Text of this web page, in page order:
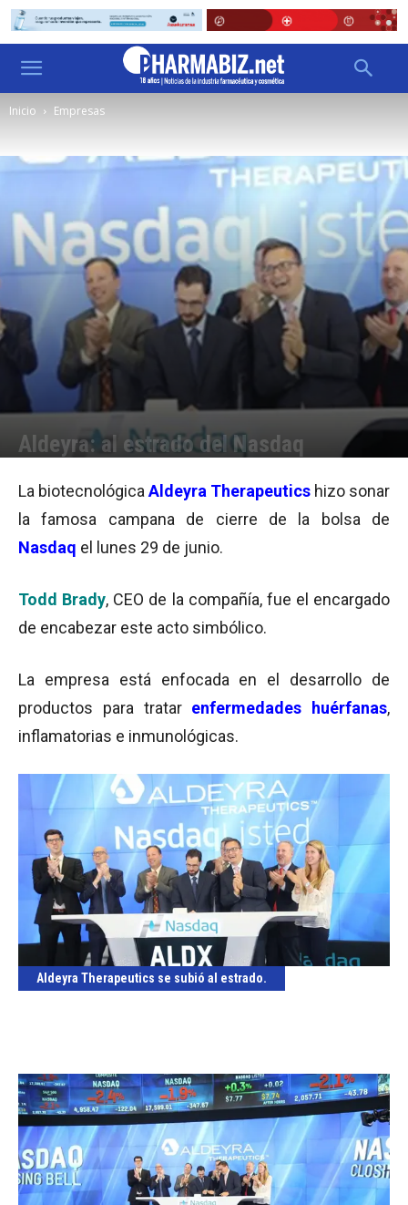
Inicio Empresas
Aldeyra: al estrado del Nasdaq
La biotecnológica Aldeyra Therapeutics hizo sonar
la famosa campana de cierre de la bolsa de
Nasdaq el lunes 29 de junio.
Todd Brady, CEO de la compañía, fue el encargado
de encabezar este acto simbólico.
La empresa está enfocada en el desarrollo de
productos para tratar enfermedades huérfanas,
inflamatorias e inmunológicas.
Aldeyra Therapeutics se subió al estrado.